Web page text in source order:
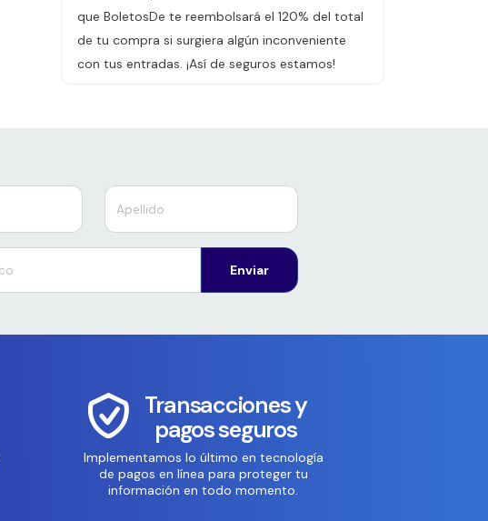
que BoletosDe te reembolsará el 120% del total
de tu compra si surgiera algún inconveniente
con tus entradas. ¡Así de seguros estamos!
Enviar
Transacciones y
pagos seguros
Implementamos lo último en tecnología
de pagos en línea para proteger tu
información en todo momento.